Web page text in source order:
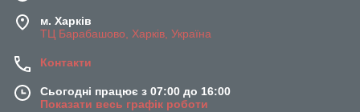
м. Харків
ТЦ Барабашово, Харків, Україна
Контакти
Сьогодні працює з 07:00 до 16:00
Показати весь графік роботи